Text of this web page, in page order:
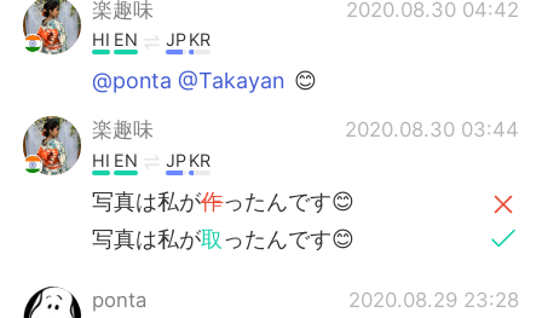
楽趣味
2020.08.30 04:42
HI EN JPKR
@ponta @Takayan 😊
楽趣味 2020.08.30 03:44
HI EN JPKR
写真は私が作ったんです😊
写真は私が取ったんです😊
ponta 2020.08.29 23:28